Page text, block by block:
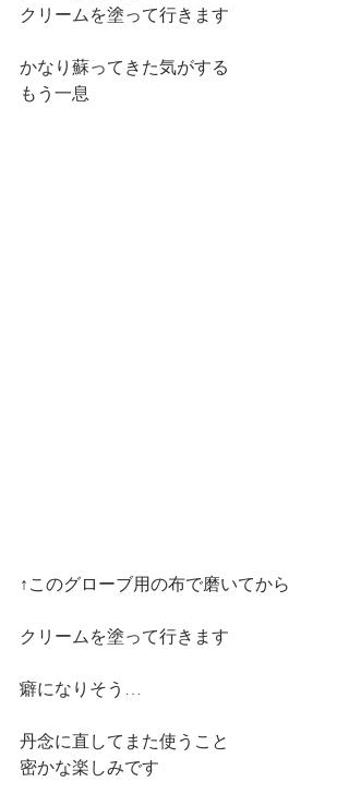
クリームを塗って行きます
かなり蘇ってきた気がする
もう一息
↑このグローブ用の布で磨いてから
クリームを塗って行きます
癖になりそう…
丹念に直してまた使うこと
密かな楽しみです